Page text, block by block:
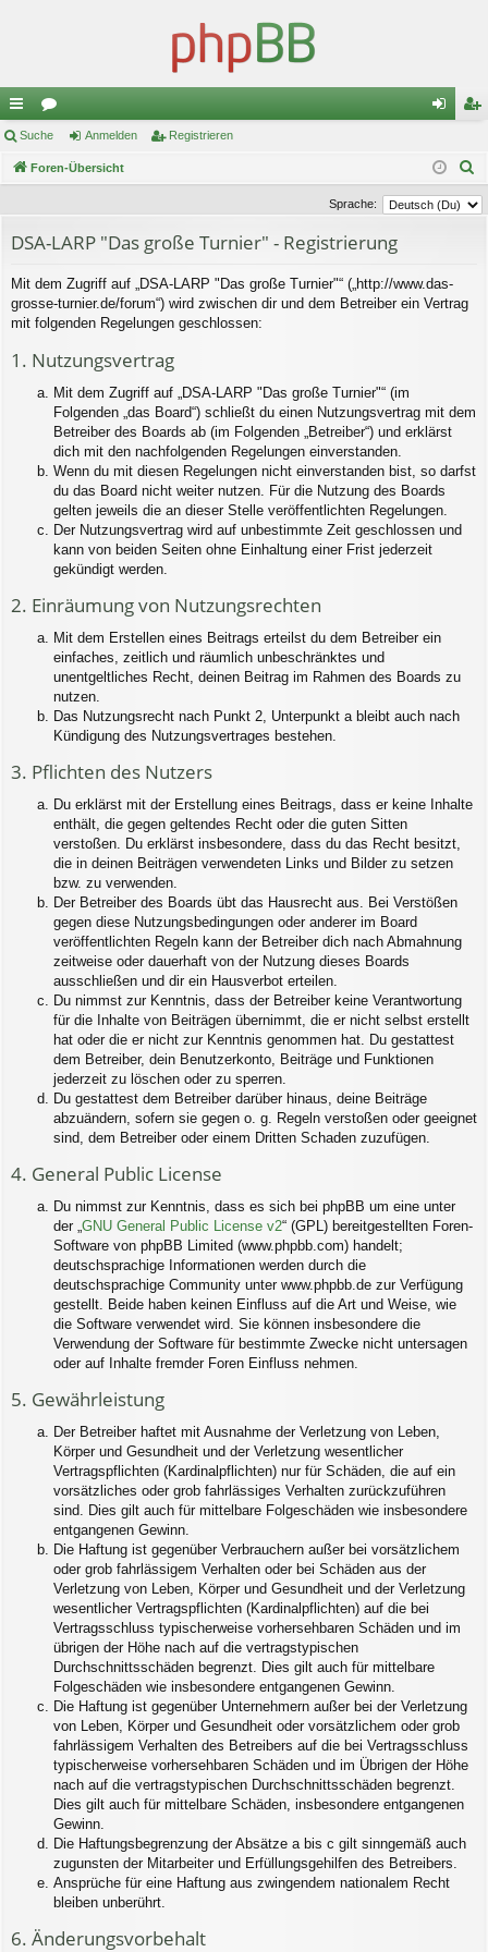
ch
ne
ug
or
en m
el
ist
rie
Suche Anmelden Registrieren
Foren-Übersicht
c
Sprache:
DSA-LARP "Das große Turnier" - Registrierung
Mit dem Zugriff auf „DSA-LARP "Das große Turnier"“ („http://www.das-
grosse-turnier.de/forum“) wird zwischen dir und dem Betreiber ein Vertrag
mit folgenden Regelungen geschlossen:
1. Nutzungsvertrag
Mit dem Zugriff auf „DSA-LARP "Das große Turnier"“ (im
Folgenden „das Board“) schließt du einen Nutzungsvertrag mit dem
Betreiber des Boards ab (im Folgenden „Betreiber“) und erklärst
dich mit den nachfolgenden Regelungen einverstanden.
Wenn du mit diesen Regelungen nicht einverstanden bist, so darfst
du das Board nicht weiter nutzen. Für die Nutzung des Boards
gelten jeweils die an dieser Stelle veröffentlichten Regelungen.
Der Nutzungsvertrag wird auf unbestimmte Zeit geschlossen und
kann von beiden Seiten ohne Einhaltung einer Frist jederzeit
gekündigt werden.
2. Einräumung von Nutzungsrechten
Mit dem Erstellen eines Beitrags erteilst du dem Betreiber ein
einfaches, zeitlich und räumlich unbeschränktes und
unentgeltliches Recht, deinen Beitrag im Rahmen des Boards zu
nutzen.
Das Nutzungsrecht nach Punkt 2, Unterpunkt a bleibt auch nach
Kündigung des Nutzungsvertrages bestehen.
3. Pflichten des Nutzers
Du erklärst mit der Erstellung eines Beitrags, dass er keine Inhalte
enthält, die gegen geltendes Recht oder die guten Sitten
verstoßen. Du erklärst insbesondere, dass du das Recht besitzt,
die in deinen Beiträgen verwendeten Links und Bilder zu setzen
bzw. zu verwenden.
Der Betreiber des Boards übt das Hausrecht aus. Bei Verstößen
gegen diese Nutzungsbedingungen oder anderer im Board
veröffentlichten Regeln kann der Betreiber dich nach Abmahnung
zeitweise oder dauerhaft von der Nutzung dieses Boards
ausschließen und dir ein Hausverbot erteilen.
Du nimmst zur Kenntnis, dass der Betreiber keine Verantwortung
für die Inhalte von Beiträgen übernimmt, die er nicht selbst erstellt
hat oder die er nicht zur Kenntnis genommen hat. Du gestattest
dem Betreiber, dein Benutzerkonto, Beiträge und Funktionen
jederzeit zu löschen oder zu sperren.
Du gestattest dem Betreiber darüber hinaus, deine Beiträge
abzuändern, sofern sie gegen o. g. Regeln verstoßen oder geeignet
sind, dem Betreiber oder einem Dritten Schaden zuzufügen.
4. General Public License
Du nimmst zur Kenntnis, dass es sich bei phpBB um eine unter
der „GNU General Public License v2“ (GPL) bereitgestellten Foren-
Software von phpBB Limited (www.phpbb.com) handelt;
deutschsprachige Informationen werden durch die
deutschsprachige Community unter www.phpbb.de zur Verfügung
gestellt. Beide haben keinen Einfluss auf die Art und Weise, wie
die Software verwendet wird. Sie können insbesondere die
Verwendung der Software für bestimmte Zwecke nicht untersagen
oder auf Inhalte fremder Foren Einfluss nehmen.
5. Gewährleistung
Der Betreiber haftet mit Ausnahme der Verletzung von Leben,
Körper und Gesundheit und der Verletzung wesentlicher
Vertragspflichten (Kardinalpflichten) nur für Schäden, die auf ein
vorsätzliches oder grob fahrlässiges Verhalten zurückzuführen
sind. Dies gilt auch für mittelbare Folgeschäden wie insbesondere
entgangenen Gewinn.
Die Haftung ist gegenüber Verbrauchern außer bei vorsätzlichem
oder grob fahrlässigem Verhalten oder bei Schäden aus der
Verletzung von Leben, Körper und Gesundheit und der Verletzung
wesentlicher Vertragspflichten (Kardinalpflichten) auf die bei
Vertragsschluss typischerweise vorhersehbaren Schäden und im
übrigen der Höhe nach auf die vertragstypischen
Durchschnittsschäden begrenzt. Dies gilt auch für mittelbare
Folgeschäden wie insbesondere entgangenen Gewinn.
Die Haftung ist gegenüber Unternehmern außer bei der Verletzung
von Leben, Körper und Gesundheit oder vorsätzlichem oder grob
fahrlässigem Verhalten des Betreibers auf die bei Vertragsschluss
typischerweise vorhersehbaren Schäden und im Übrigen der Höhe
nach auf die vertragstypischen Durchschnittsschäden begrenzt.
Dies gilt auch für mittelbare Schäden, insbesondere entgangenen
Gewinn.
Die Haftungsbegrenzung der Absätze a bis c gilt sinngemäß auch
zugunsten der Mitarbeiter und Erfüllungsgehilfen des Betreibers.
Ansprüche für eine Haftung aus zwingendem nationalem Recht
bleiben unberührt.
6. Änderungsvorbehalt